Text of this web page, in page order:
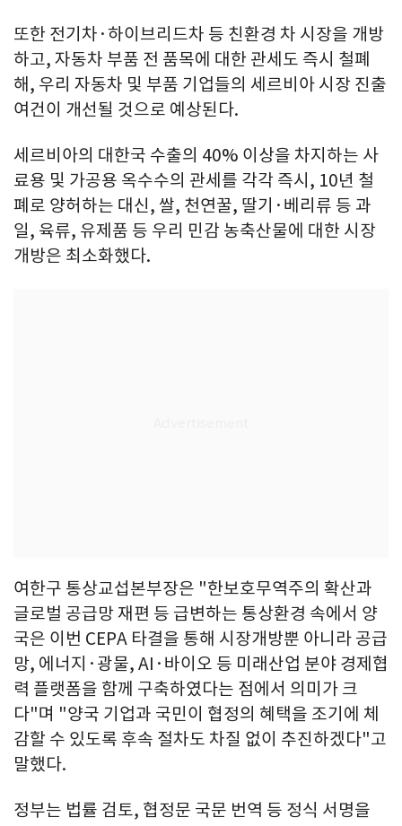
또한 전기차·하이브리드차 등 친환경 차 시장을 개방
하고, 자동차 부품 전 품목에 대한 관세도 즉시 철폐
해, 우리 자동차 및 부품 기업들의 세르비아 시장 진출
여건이 개선될 것으로 예상된다.
세르비아의 대한국 수출의 40% 이상을 차지하는 사
료용 및 가공용 옥수수의 관세를 각각 즉시, 10년 철
폐로 양허하는 대신, 쌀, 천연꿀, 딸기·베리류 등 과
일, 육류, 유제품 등 우리 민감 농축산물에 대한 시장
개방은 최소화했다.
여한구 통상교섭본부장은 "한보호무역주의 확산과
글로벌 공급망 재편 등 급변하는 통상환경 속에서 양
국은 이번 CEPA 타결을 통해 시장개방뿐 아니라 공급
망, 에너지·광물, AI·바이오 등 미래산업 분야 경제협
력 플랫폼을 함께 구축하였다는 점에서 의미가 크
다"며 "양국 기업과 국민이 협정의 혜택을 조기에 체
감할 수 있도록 후속 절차도 차질 없이 추진하겠다"고
말했다.
정부는 법률 검토, 협정문 국문 번역 등 정식 서명을